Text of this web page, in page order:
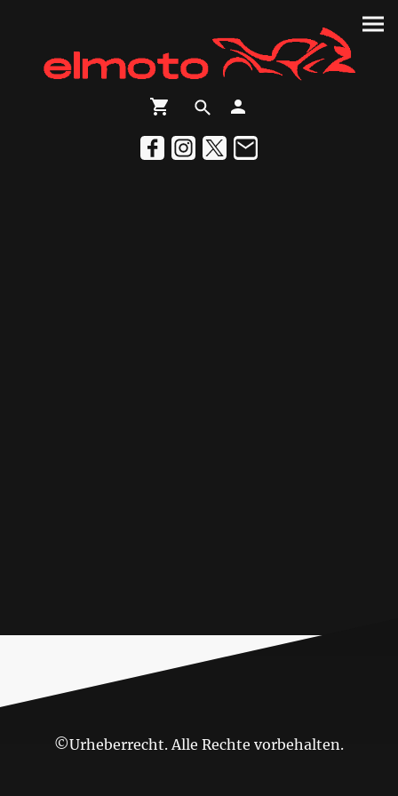
©Urheberrecht. Alle Rechte vorbehalten.